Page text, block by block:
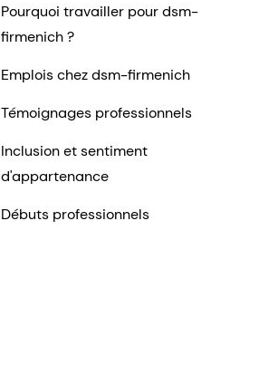
Pourquoi travailler pour dsm-
firmenich ?
Emplois chez dsm-firmenich
Témoignages professionnels
Inclusion et sentiment
d'appartenance
Débuts professionnels